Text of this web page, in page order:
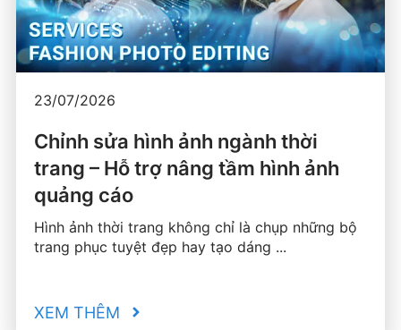
23/07/2026
Chỉnh sửa hình ảnh ngành thời
trang – Hỗ trợ nâng tầm hình ảnh
quảng cáo
Hình ảnh thời trang không chỉ là chụp những bộ
trang phục tuyệt đẹp hay tạo dáng ...
XEM THÊM